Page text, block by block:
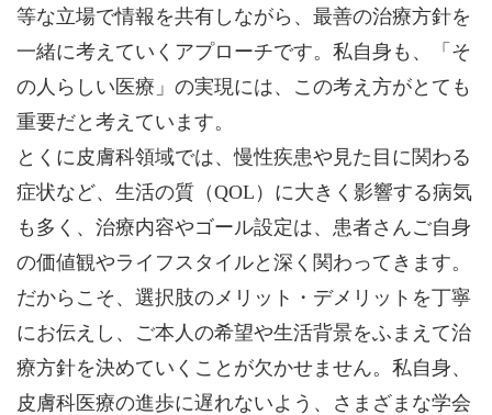
等な立場で情報を共有しながら、最善の治療方針を
一緒に考えていくアプローチです。私自身も、「そ
の人らしい医療」の実現には、この考え方がとても
重要だと考えています。
とくに皮膚科領域では、慢性疾患や見た目に関わる
症状など、生活の質（QOL）に大きく影響する病気
も多く、治療内容やゴール設定は、患者さんご自身
の価値観やライフスタイルと深く関わってきます。
だからこそ、選択肢のメリット・デメリットを丁寧
にお伝えし、ご本人の希望や生活背景をふまえて治
療方針を決めていくことが欠かせません。私自身、
皮膚科医療の進歩に遅れないよう、さまざまな学会